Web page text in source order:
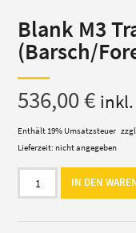
Blank M3
(Barsch/
536,00€
Enthält 19% Umsatzsteuer
Lieferzeit: nicht angegeben
IN DEN